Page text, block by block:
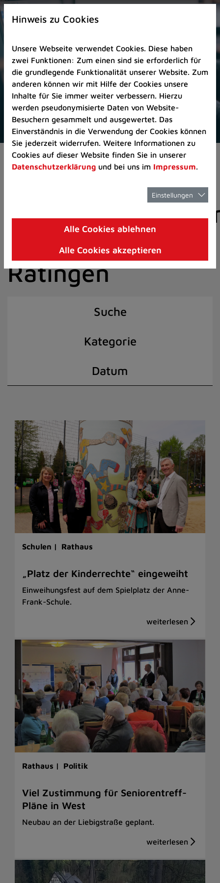
Zur
Startseite
Zum
Seitenanfang
springen
(Schnelltaste
A)
Zur
Navigation/Menü
springen
(Schnelltaste
M)
Zur
8)
I)
Aktuelles Pressemitteilungen
der Stadt
Ratingen
Suche
Kategorie
Datum
Schulen | Rathaus
„Platz der Kinderrechte“ eingeweiht
Einweihungsfest auf dem Spielplatz der Anne-
Frank-Schule.
Rathaus | Politik
Viel Zustimmung für Seniorentreff-
Pläne in West
Neubau an der Liebigstraße geplant.
Hinweis zu Cookies
Unsere Webseite verwendet Cookies. Diese haben
zwei Funktionen: Zum einen sind sie erforderlich für
die grundlegende Funktionalität unserer Website. Zum
anderen können wir mit Hilfe der Cookies unsere
Inhalte für Sie immer weiter verbessern. Hierzu
werden pseudonymisierte Daten von Website-
Besuchern gesammelt und ausgewertet. Das
Einverständnis in die Verwendung der Cookies können
Sie jederzeit widerrufen. Weitere Informationen zu
Cookies auf dieser Website finden Sie in unserer
Datenschutzerklärung und bei uns im Impressum.
Einstellungen
Alle Cookies ablehnen
Alle Cookies akzeptieren